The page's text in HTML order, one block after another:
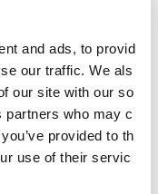
and ads, to provid
our traffic. We als
our site with our so
partners who may c
provided to th
use of their servic
ルをご覧いただく
Reader®が必要
Reader®のダウン